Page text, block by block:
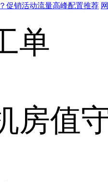
促销活动流量高峰配置推荐
单
房值